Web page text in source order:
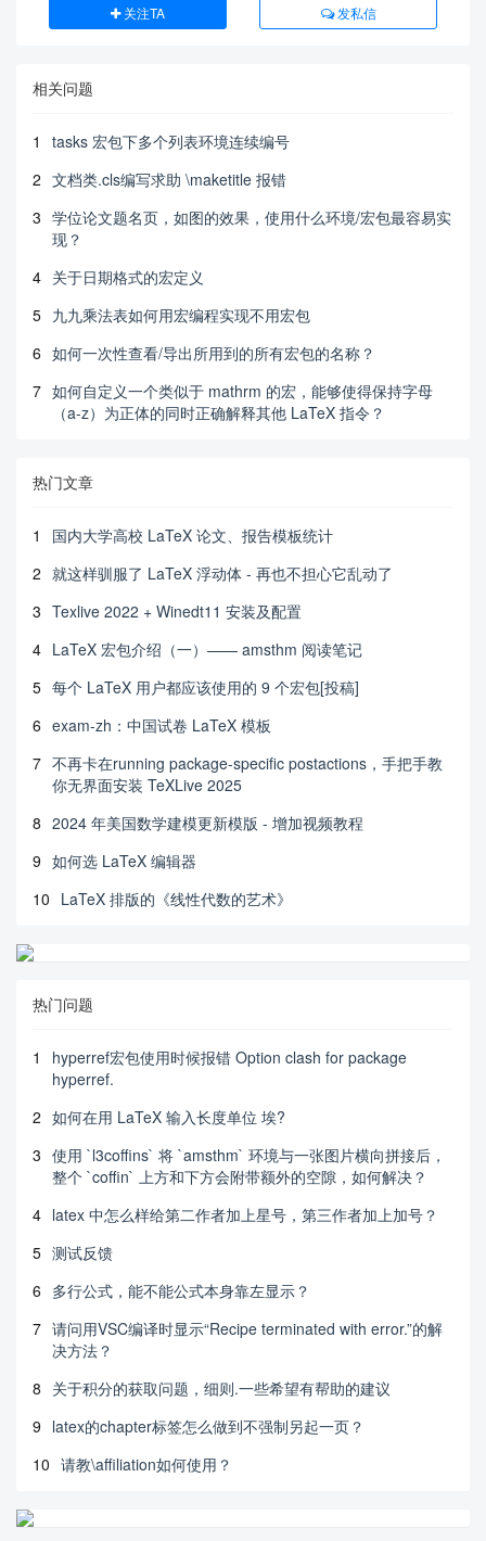
关注TA 发私信
相关问题
1
tasks 宏包下多个列表环境连续编号
2 文档类.cls编写求助 \maketitle 报错
3 学位论文题名页，如图的效果，使用什么环境/宏包最容易实
现？
4 关于日期格式的宏定义
5 九九乘法表如何用宏编程实现不用宏包
6 如何一次性查看/导出所用到的所有宏包的名称？
7 如何自定义一个类似于 mathrm 的宏，能够使得保持字母
（a-z）为正体的同时正确解释其他 LaTeX 指令？
热门文章
1
国内大学高校 LaTeX 论文、报告模板统计
2 就这样驯服了 LaTeX 浮动体 - 再也不担心它乱动了
3 Texlive 2022 + Winedt11 安装及配置
4 LaTeX 宏包介绍（一）—— amsthm 阅读笔记
5 每个 LaTeX 用户都应该使用的 9 个宏包[投稿]
6 exam-zh：中国试卷 LaTeX 模板
7 不再卡在running package-specific postactions，手把手教
你无界面安装 TeXLive 2025
8 2024 年美国数学建模更新模版 - 增加视频教程
9 如何选 LaTeX 编辑器
10 LaTeX 排版的《线性代数的艺术》
热门问题
1
hyperref宏包使用时候报错 Option clash for package
hyperref.
2 如何在用 LaTeX 输入长度单位 埃?
3 使用 `l3coffins` 将 `amsthm` 环境与一张图片横向拼接后，
整个 `coffin` 上方和下方会附带额外的空隙，如何解决？
4 latex 中怎么样给第二作者加上星号，第三作者加上加号？
5 测试反馈
6 多行公式，能不能公式本身靠左显示？
7 请问用VSC编译时显示“Recipe terminated with error.”的解
决方法？
8 关于积分的获取问题，细则.一些希望有帮助的建议
9 latex的chapter标签怎么做到不强制另起一页？
10 请教\affiliation如何使用？